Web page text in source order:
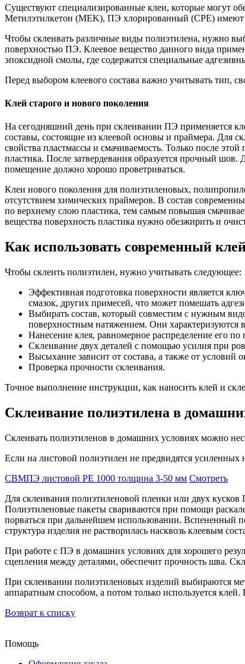
Существуют специализированные клеи, которые могут
Метилэтилкетон (MEK), ПЭ хлорированный (CPE)
Чтобы склеивать различные виды полиэтилена, нужно
поверхностью ПЭ. Клеевое вещество данного вида
эпоксидной смолы, где содержатся специальные
Перед выбором клеевого состава важно учитывать тип,
Клей старого и нового поколения
На сегодняшний день при склеивании ПЭ применяется
составы, состоящие из клеевой основы и праймера. Для
свойства пластмассы и смачиваемость. Только после
пластика. После затвердевания образуется прочный
помещение должно хорошо проветриваться.
Клеи нового поколения для полиэтиленовых,
отсутствием химических праймеров. В состав
по верхнему слою пластика, тем самым повышая
вещества поверхность пластика нужно обезжирить и
Как использовать современный
Чтобы склеить полиэтилен, нужно учитывать следующее:
Эффективная подготовка поверхности является
смазок, других примесей, что может помешать
Выбирать состав, который совместим с нужным
поверхностным натяжением. Они характеризуются
Нанесение клея, равномерное распределение его по
Склеивание двух деталей с помощью усилия при
Высыхание зависит от состава, а также от условий
Проверка прочности склеивания.
Точное выполнение инструкции, как наносить клей и
Склеивание полиэтилена в
Склеивать полиэтиленов в домашних условиях можно
Если на листовой полиэтилен не предвидятся усиленных
СВМПЭ листовой PE 1000 толщина 3-50 мм Смотреть
Для склеивания полиэтиленовой пленки или двух
Полиэтиленовые пакеты свариваются при помощи
порваться при дальнейшем использовании. Вспененный
структура изделия не растворилась насквозь клеевым
При работе с ПЭ в домашних условиях для хорошего
сцепления между деталями, обеспечит прочность шва.
При склеивании полиэтиленовых изделий выбираются
аппаратным способом, а потом только используется
Возврат к списку
Помощь